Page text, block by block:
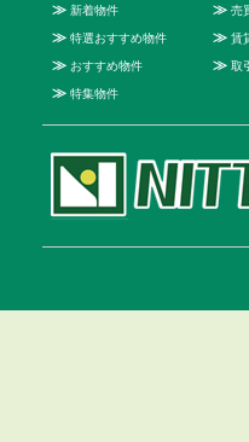
≫ 新着物件
≫ 特選おすすめ物件
≫ おすすめ物件
≫ 特集物件
≫ 売
≫ 賃
≫ 取